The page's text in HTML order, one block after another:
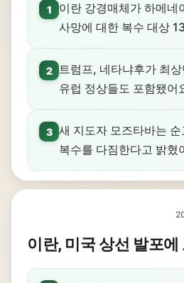
1
이란 강경매체가 하메네
사망에 대한 복수 대상
2
트럼프, 네타냐후가 최
유럽 정상들도 포함됐어
3 새 지도자 모즈타바는
복수를 다짐한다고 밝혔
이란, 미국 상선 발포에